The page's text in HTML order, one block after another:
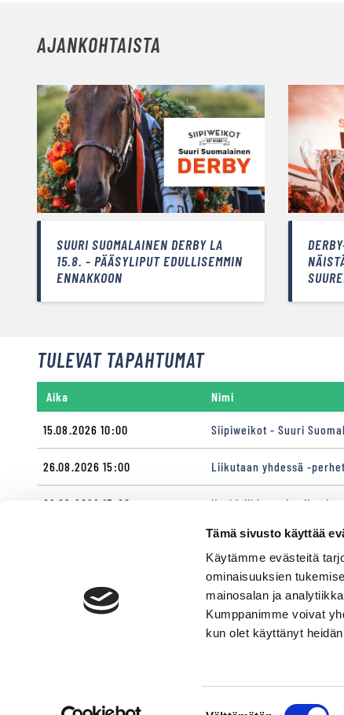
Tämä sivusto käyttää
Käytämme evästeitä
ominaisuuksien
mainosalan ja
Kumppanimme voivat
kun olet käyttänyt
AJANKOHTAISTA
SUURI SUOMALAINEN DERBY LA
15.8. - PÄÄSYLIPUT EDULLISEMMIN
ENNAKKOON
TULEVAT TAPAHTUMAT
Aika Nimi
15.08.2026 10:00 Siipiweikot - Suuri
26.08.2026 15:00 Liikutaan yhdessä -
02.09.2026 15:00 Keskiviikkoravit -
Ratsastajaravit & Monté-
Keskiviikkoravit -